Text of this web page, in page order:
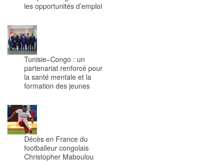
les opportunités d’emploi
Tunisie–Congo : un
partenariat renforcé pour
la santé mentale et la
formation des jeunes
Décès en France du
footballeur congolais
Christopher Maboulou